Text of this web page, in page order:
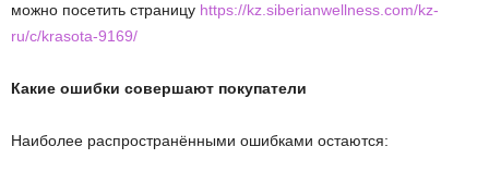
можно посетить страницу https://kz.siberianwellness.com/kz-
ru/c/krasota-9169/
Какие ошибки совершают покупатели
Наиболее распространёнными ошибками остаются: